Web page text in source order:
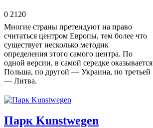
0 2120
Многие страны претендуют на право
считаться центром Европы, тем более что
существует несколько методик
определения этого самого центра. По
одной версии, в самой середке оказывается
Польша, по другой — Украина, по третьей
— Литва.
Парк Kunstwegen